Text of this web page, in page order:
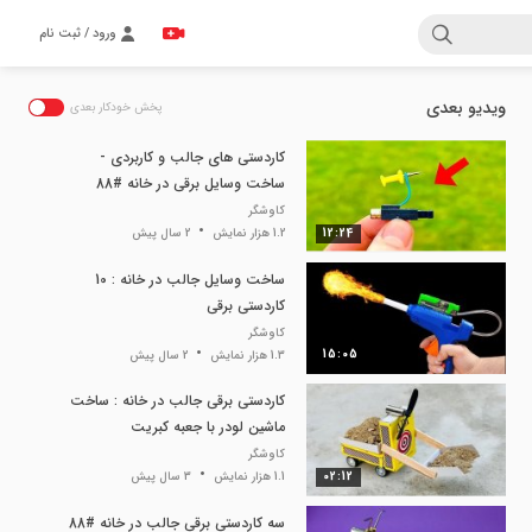
ورود / ثبت نام
ویدیو بعدی پخش خودکار بعدی
12:24
کاردستی های جالب و کاربردی -
ساخت وسایل برقی در خانه #88
کاوشگر
1.2 هزار نمایش
2 سال پیش
15:05
ساخت وسایل جالب در خانه : 10
کاردستی برقی
کاوشگر
1.3 هزار نمایش
2 سال پیش
02:12
کاردستی برقی جالب در خانه : ساخت
ماشین لودر با جعبه کبریت
کاوشگر
1.1 هزار نمایش
3 سال پیش
سه کاردستی برقی جالب در خانه #88